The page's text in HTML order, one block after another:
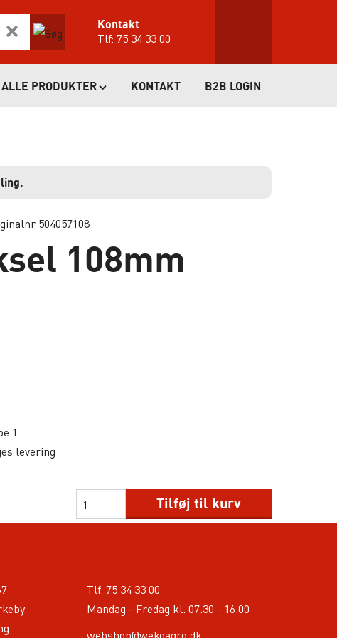
Kontakt
Tlf:75 34 33 00
ALLE PRODUKTER KONTAKT B2B LOGIN
504057108
108mm
1
levering
Tilføj til kurv
Tlf: 75 34 33 00
Mandag - Fredag kl. 07.30 - 16.00